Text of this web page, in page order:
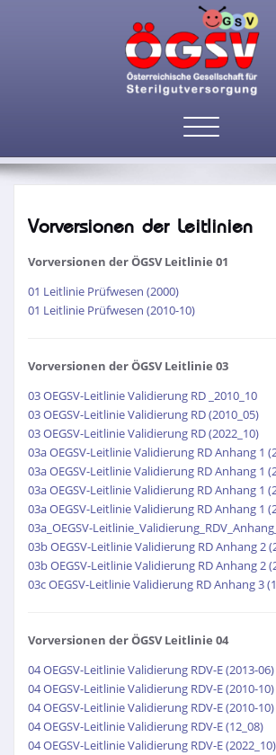
Toggle
Guidelines
Vorversionen der Leitlinien
Vorversionen der ÖGSV Leitlinie 01
01 Leitlinie Prüfwesen (2000)
01 Leitlinie Prüfwesen (2010-10)
Vorversionen der ÖGSV Leitlinie 03
03 OEGSV-Leitlinie Validierung RD _2010_10
03 OEGSV-Leitlinie Validierung RD (2010_05)
03 OEGSV-Leitlinie Validierung RD (2022_10)
03a OEGSV-Leitlinie Validierung RD Anhang 1
03a OEGSV-Leitlinie Validierung RD Anhang 1
03a OEGSV-Leitlinie Validierung RD Anhang 1
03a OEGSV-Leitlinie Validierung RD Anhang 1
03a_OEGSV-
03b OEGSV-Leitlinie Validierung RD Anhang 2
03b OEGSV-Leitlinie Validierung RD Anhang 2
03c OEGSV-Leitlinie Validierung RD Anhang 3
Vorversionen der ÖGSV Leitlinie 04
04 OEGSV-Leitlinie Validierung RDV-E (2013-06)
04 OEGSV-Leitlinie Validierung RDV-E (2010-
04 OEGSV-Leitlinie Validierung RDV-E (2010-10)
04 OEGSV-Leitlinie Validierung RDV-E (12_08)
04 OEGSV-Leitlinie Validierung RDV-E (2022_10)